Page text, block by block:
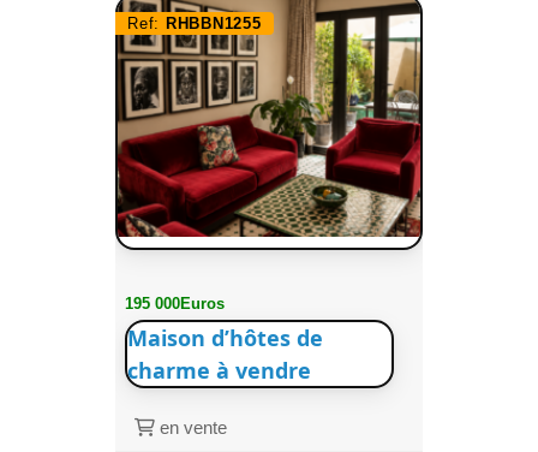
Ref: RHBBN1255
195 000Euros
Maison d’hôtes de
charme à vendre
en vente